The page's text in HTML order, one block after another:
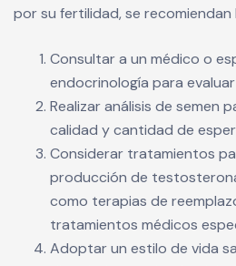
por su fertilidad, se recomiendan
Consultar a un médico o
endocrinología para
Realizar análisis de semen
calidad y cantidad de
Considerar tratamientos
producción de
como terapias de
tratamientos médicos
Adoptar un estilo de vida